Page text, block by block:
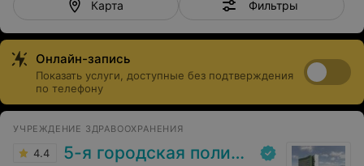
Карта Фильтры
Онлайн-запись
Показать услуги, доступные без подтверждения
по телефону
УЧРЕЖДЕНИЕ ЗДРАВООХРАНЕНИЯ
4.4 5-я городская поликлиника